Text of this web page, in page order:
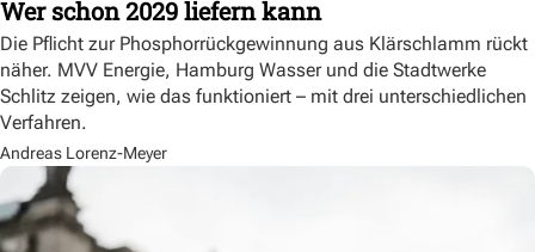
Wer schon 2029 liefern kann
Die Pflicht zur Phosphorrückgewinnung aus Klärschlamm rückt
näher. MVV Energie, Hamburg Wasser und die Stadtwerke
Schlitz zeigen, wie das funktioniert – mit drei unterschiedlichen
Verfahren.
Andreas Lorenz-Meyer